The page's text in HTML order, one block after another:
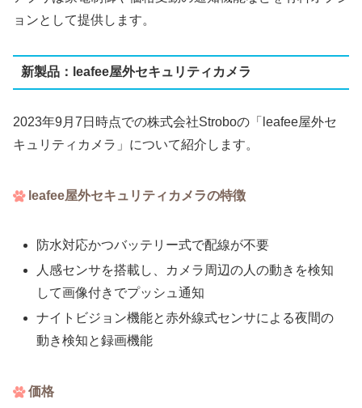
ョンとして提供します。
新製品：leafee屋外セキュリティカメラ
2023年9月7日時点での株式会社Stroboの「leafee屋外セ
キュリティカメラ」について紹介します。
leafee屋外セキュリティカメラの特徴
防水対応かつバッテリー式で配線が不要
人感センサを搭載し、カメラ周辺の人の動きを検知
して画像付きでプッシュ通知
ナイトビジョン機能と赤外線式センサによる夜間の
動き検知と録画機能
価格